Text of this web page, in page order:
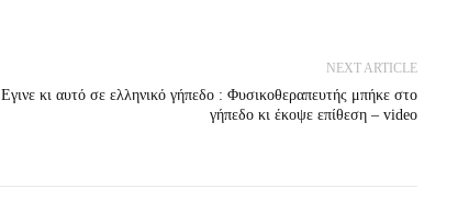
NEXT ARTICLE
Εγινε κι αυτό σε ελληνικό γήπεδο : Φυσικοθεραπευτής μπήκε στο
γήπεδο κι έκοψε επίθεση – video